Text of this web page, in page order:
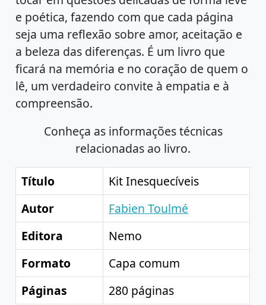
e poética, fazendo com que cada página
seja uma reflexão sobre amor, aceitação e
a beleza das diferenças. É um livro que
ficará na memória e no coração de quem o
lê, um verdadeiro convite à empatia e à
compreensão.
Conheça as informações técnicas
relacionadas ao livro.
Título
Kit Inesquecíveis
Autor
Fabien Toulmé
Editora
Nemo
Formato
Capa comum
Páginas
280 páginas